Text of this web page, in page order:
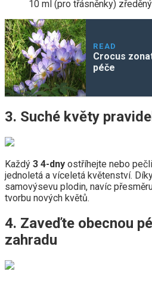
10 ml (pro třásněnky)
READ
Crocus
péče
3. Suché květy
Každý 3 4-dny ostříhejte nebo
jednoletá a víceletá květenství.
samovýsevu plodin, navíc
tvorbu nových květů.
4. Zaveďte obecnou
zahradu